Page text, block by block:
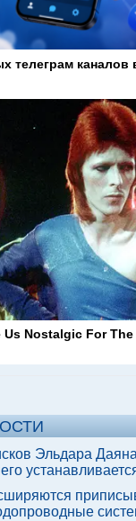
телеграм каналов
Nostalgic For The
Эльдара